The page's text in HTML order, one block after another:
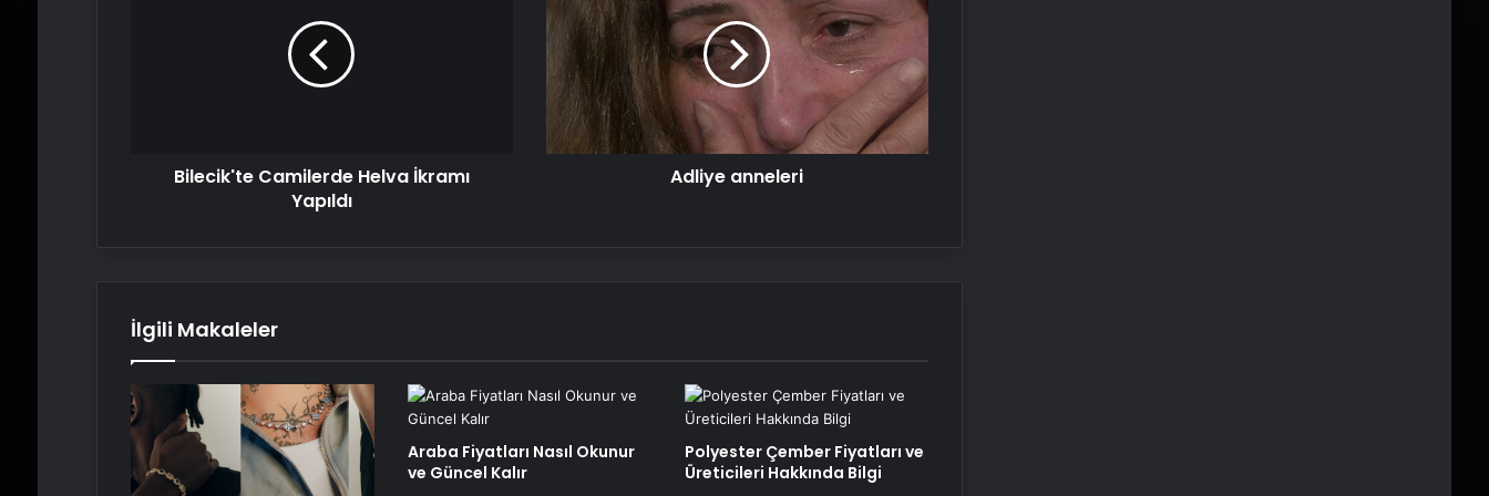
Bilecik'te Camilerde Helva İkramı
Yapıldı
Adliye anneleri
İlgili Makaleler
Araba Fiyatları Nasıl Okunur
ve Güncel Kalır
Polyester Çember Fiyatları ve
Üreticileri Hakkında Bilgi